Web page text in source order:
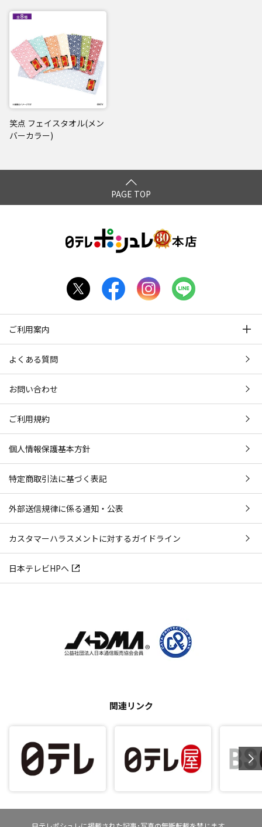
笑点 フェイスタオル(メン
バーカラー)
PAGE TOP
ご利用案内
よくある質問
お問い合わせ
ご利用規約
個人情報保護基本方針
特定商取引法に基づく表記
外部送信規律に係る通知・公表
カスタマーハラスメントに対するガイドライン
日本テレビHPへ
関連リンク